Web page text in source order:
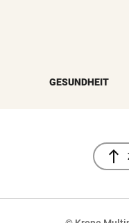
GESUNDHEIT
north